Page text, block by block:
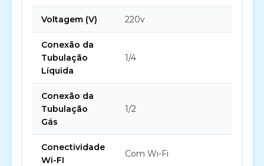
Voltagem (V) 220v
Conexão da
Tubulação
Líquida
1/4
Conexão da
Tubulação
Gás
1/2
Conectividade
Wi-FI
Com Wi-Fi